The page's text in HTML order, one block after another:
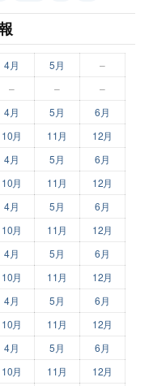
4月 5月
–
– – –
4月 5月
6月
10月 11月 12月
4月 5月
6月
10月 11月 12月
4月 5月
6月
10月 11月 12月
4月 5月
6月
10月 11月 12月
4月 5月
6月
10月 11月 12月
4月 5月
6月
10月 11月 12月